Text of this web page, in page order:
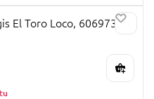
El Toro Loco, 6069732